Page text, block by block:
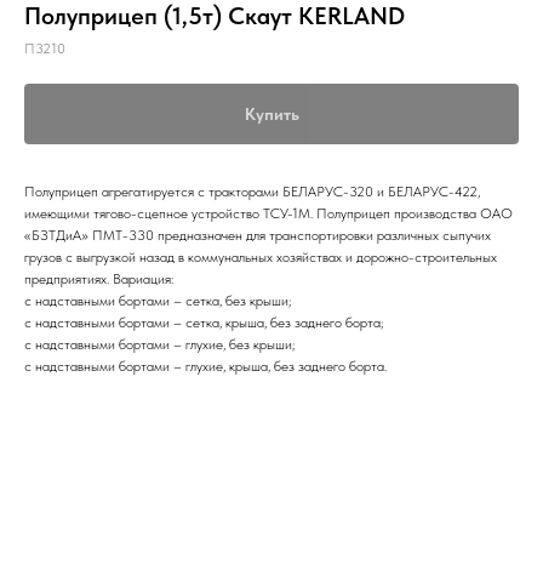
Полуприцеп (1,5т) Скаут KERLAND
П3210
Купить
Полуприцеп агрегатируется с тракторами БЕЛАРУС-320 и БЕЛАРУС-422,
имеющими тягово-сцепное устройство ТСУ-1М. Полуприцеп производства ОАО
«БЗТДиА» ПМТ-330 предназначен для транспортировки различных сыпучих
грузов с выгрузкой назад в коммунальных хозяйствах и дорожно-строительных
предприятиях. Вариация:
с надставными бортами – сетка, без крыши;
с надставными бортами – сетка, крыша, без заднего борта;
с надставными бортами – глухие, без крыши;
с надставными бортами – глухие, крыша, без заднего борта.